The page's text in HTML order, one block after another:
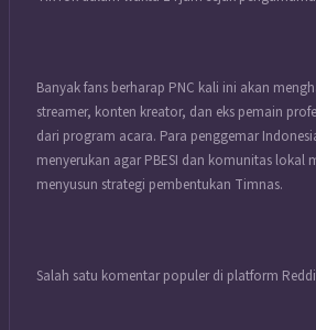
Banyak fans berharap PNC kali ini akan
streamer, konten kreator, dan eks pemain
dari program acara. Para penggemar
menyerukan agar PBESI dan komunitas lokal
menyusun strategi pembentukan Timnas.
Salah satu komentar populer di platform